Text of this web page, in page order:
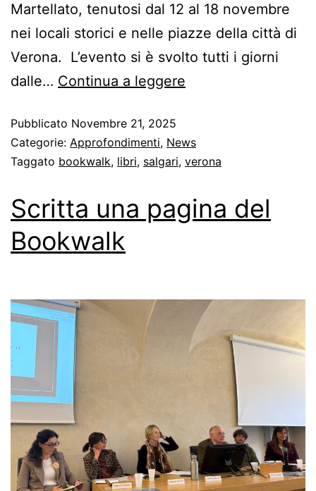
Martellato, tenutosi dal 12 al 18 novembre
nei locali storici e nelle piazze della città di
Verona. L’evento si è svolto tutti i giorni
dalle… Continua a leggere
Pubblicato Novembre 21, 2025
Categorie: Approfondimenti, News
Taggato bookwalk, libri, salgari, verona
Scritta una pagina del
Bookwalk